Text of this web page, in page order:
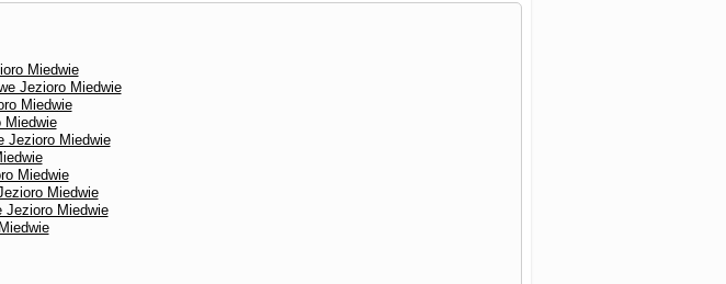
Miedwie
Jezioro Miedwie
Miedwie
Miedwie
Jezioro Miedwie
Miedwie
Miedwie
Jezioro Miedwie